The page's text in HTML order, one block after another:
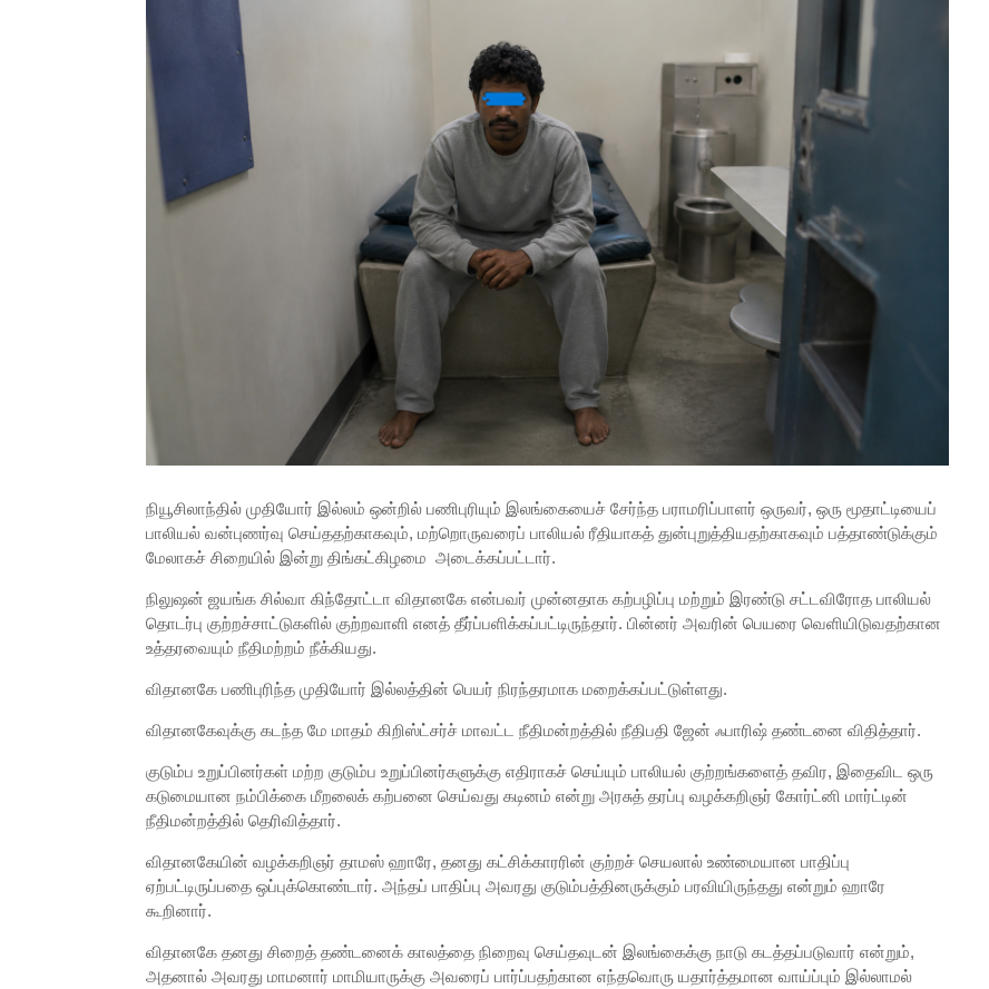
நியூசிலாந்தில் முதியோர் இல்லம் ஒன்றில் பணிபுரியும் இலங்கையைச் சேர்ந்த பராமரிப்பாளர் ஒருவர், ஒரு மூதாட்டியைப்
பாலியல் வன்புணர்வு செய்ததற்காகவும், மற்றொருவரைப் பாலியல் ரீதியாகத் துன்புறுத்தியதற்காகவும் பத்தாண்டுக்கும்
மேலாகச் சிறையில் இன்று திங்கட்கிழமை அடைக்கப்பட்டார்.
நிலுஷன் ஜயங்க சில்வா கிந்தோட்டா விதானகே என்பவர் முன்னதாக கற்பழிப்பு மற்றும் இரண்டு சட்டவிரோத பாலியல்
தொடர்பு குற்றச்சாட்டுகளில் குற்றவாளி எனத் தீர்ப்பளிக்கப்பட்டிருந்தார். பின்னர் அவரின் பெயரை வெளியிடுவதற்கான
உத்தரவையும் நீதிமற்றம் நீக்கியது.
விதானகே பணிபுரிந்த முதியோர் இல்லத்தின் பெயர் நிரந்தரமாக மறைக்கப்பட்டுள்ளது.
விதானகேவுக்கு கடந்த மே மாதம் கிறிஸ்ட்சர்ச் மாவட்ட நீதிமன்றத்தில் நீதிபதி ஜேன் ஃபாரிஷ் தண்டனை விதித்தார்.
குடும்ப உறுப்பினர்கள் மற்ற குடும்ப உறுப்பினர்களுக்கு எதிராகச் செய்யும் பாலியல் குற்றங்களைத் தவிர, இதைவிட ஒரு
கடுமையான நம்பிக்கை மீறலைக் கற்பனை செய்வது கடினம் என்று அரசுத் தரப்பு வழக்கறிஞர் கோர்ட்னி மார்ட்டின்
நீதிமன்றத்தில் தெரிவித்தார்.
விதானகேயின் வழக்கறிஞர் தாமஸ் ஹாரே, தனது கட்சிக்காரரின் குற்றச் செயலால் உண்மையான பாதிப்பு
ஏற்பட்டிருப்பதை ஒப்புக்கொண்டார். அந்தப் பாதிப்பு அவரது குடும்பத்தினருக்கும் பரவியிருந்தது என்றும் ஹாரே
கூறினார்.
விதானகே தனது சிறைத் தண்டனைக் காலத்தை நிறைவு செய்தவுடன் இலங்கைக்கு நாடு கடத்தப்படுவார் என்றும்,
அதனால் அவரது மாமனார் மாமியாருக்கு அவரைப் பார்ப்பதற்கான எந்தவொரு யதார்த்தமான வாய்ப்பும் இல்லாமல்